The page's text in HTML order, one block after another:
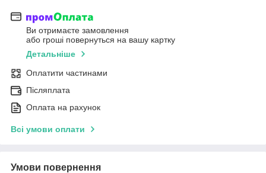
Ви отримаєте замовлення
або гроші повернуться на вашу картку
Детальніше
Оплатити частинами
Післяплата
Оплата на рахунок
Всі умови оплати
Умови повернення